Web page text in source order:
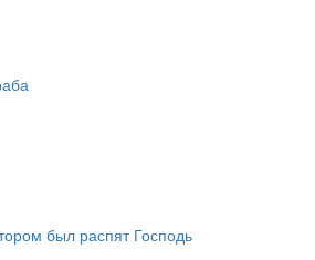
был распят Господь